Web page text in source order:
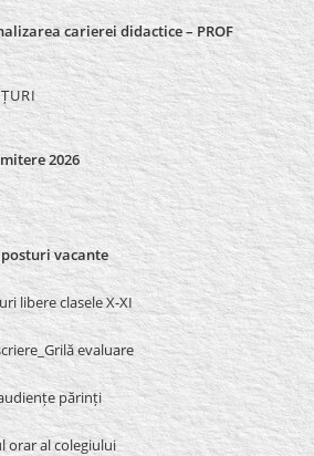
carierei didactice – PROF
2026
vacante
libere clasele X-XI
evaluare
părinți
orar al colegiului